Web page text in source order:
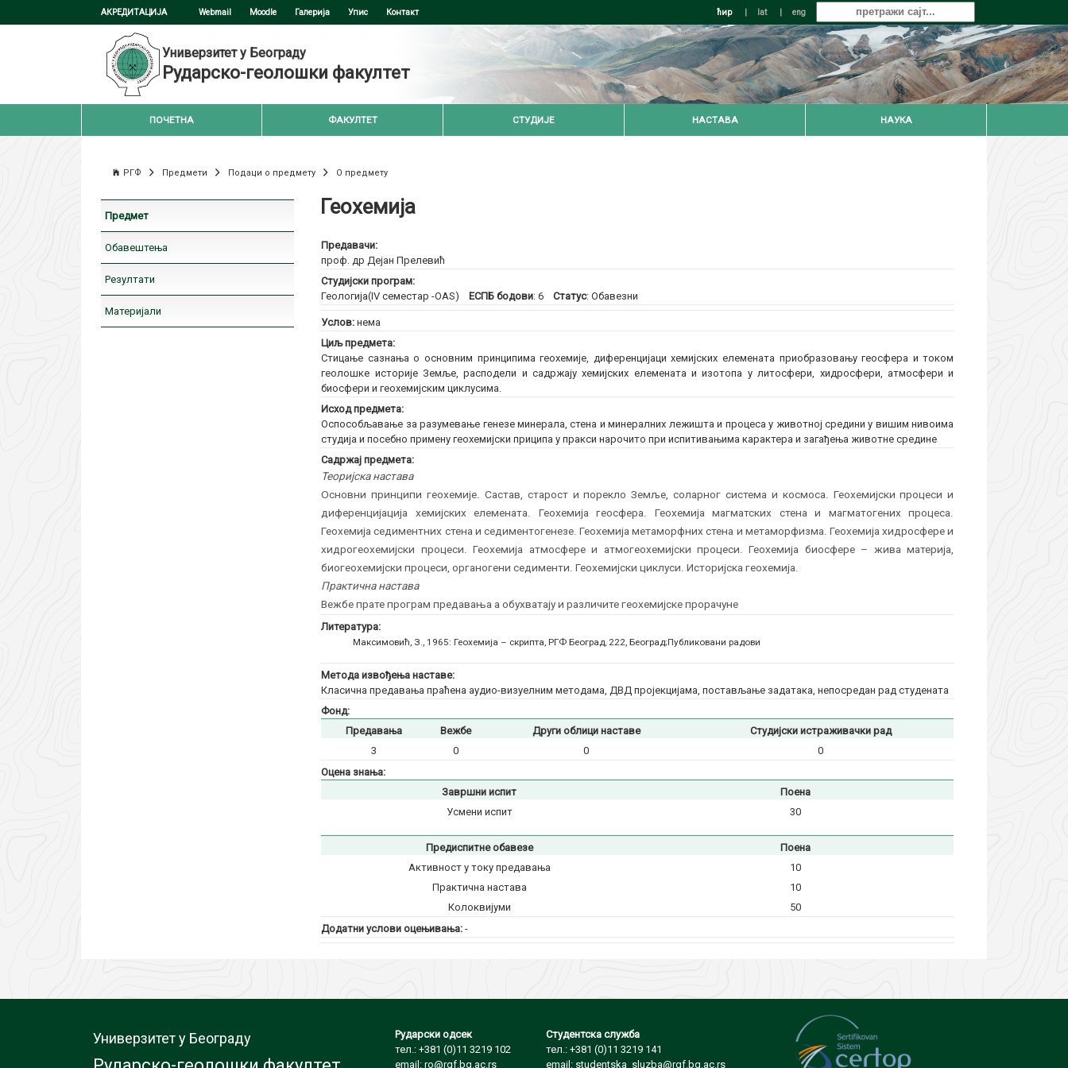
АКРЕДИТАЦИЈА Webmail Moodle Галерија Упис Контакт ћир | lat | eng
Универзитет у Београду
Рударско-геолошки факултет
ПОЧЕТНА ФАКУЛТЕТ СТУДИЈЕ НАСТАВА НАУКА
РГФ Предмети Подаци о предмету О предмету
Предмет
Обавештења
Резултати
Материјали
Геохемија
Предавачи:
проф. др Дејан Прелевић
Студијски програм:
Геологија(IV семестар -OAS)
ЕСПБ бодови: 6Статус: Обавезни
Услов:нема
Циљ предмета:
Стицање сазнања о основним принципима геохемије, диференцијаци хемијских елемената приобразовању геосфера и током
геолошке историје Земље, расподели и садржају хемијских елемената и изотопа у литосфери, хидросфери, атмосфери и
биосфери и геохемијским циклусима.
Исход предмета:
Оспособљавање за разумевање генезе минерала, стена и минералних лежишта и процеса у животној средини у вишим нивоима
студија и посебно примену геохемијски приципа у пракси нарочито при испитивањима карактера и загађења животне средине
Садржај предмета:
Теоријска настава
Основни принципи геохемије. Састав, старост и порекло Земље, соларног система и космоса. Геохемијски процеси и
диференцијација хемијских елемената. Геохемија геосфера. Геохемија магматских стена и магматогених процеса.
Геохемија седиментних стена и седиментогенезе. Геохемија метаморфних стена и метаморфизма. Геохемија хидросфере и
хидрогеохемијски процеси. Геохемија атмосфере и атмогеохемијски процеси. Геохемија биосфере – жива материја,
биогеохемијски процеси, органогени седименти. Геохемијски циклуси. Историјска геохемија.
Практична настава
Вежбе прате програм предавања а обухватају и различите геохемијске прорачуне
Литература:
Максимовић, З., 1965: Геохемија – скрипта, РГФ Београд, 222, Београд;Публиковани радови
Метода извођења наставе:
Класична предавања праћена аудио-визуелним методама, ДВД пројекцијама, постављање задатака, непосредан рад студената
Фонд:
Предавања
Вежбе Други облици наставе
Студијски истраживачки рад
3
0 0
0
Оцена знања:
Завршни испит
Поена
Усмени испит
30
Предиспитне обавезе
Поена
Активност у току предавања
10
Практична настава
10
Колоквијуми
50
Додатни услови оцењивања:-
Универзитет у Београду
Рударски одсек
тел.: +381 (0)11 3219 102
email: ro@rgf.bg.ac.rs
Студентска служба
тел.: +381 (0)11 3219 141
email: studentska_sluzba@rgf.bg.ac.rs